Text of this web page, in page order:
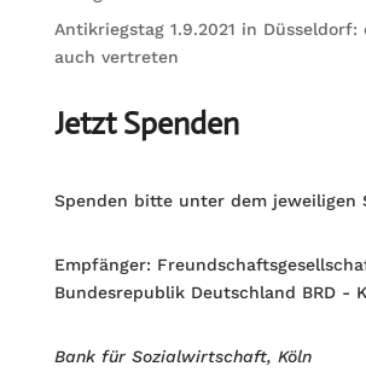
Antikriegstag 1.9.2021 in Düsseldorf:
auch vertreten
Jetzt Spenden
Spenden bitte unter dem jeweiligen
Empfänger:
Bundesrepublik Deutschland BRD -
Bank für Sozialwirtschaft, Köln